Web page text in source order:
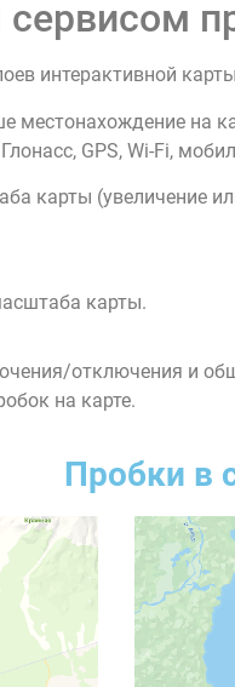
сервисом
интерактивной
местонахождение на
GPS, Wi-Fi,
карты (увеличение
карты.
отключения и
на карте.
Пробки в